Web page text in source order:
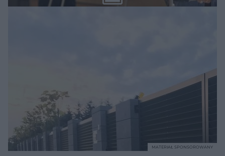
MATERIAŁ SPONSOROWANY